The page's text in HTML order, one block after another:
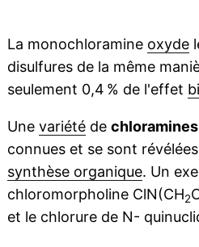
La monochloramine oxyde
disulfures de la même
seulement 0,4 % de l'effet
Une variétéde
connues et se sont
synthèse organique. Un
chloromorpholine ClN(CH2
et le chlorure de N-